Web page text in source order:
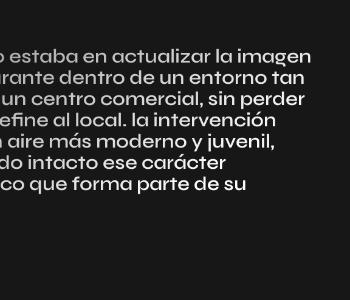
estaba en actualizar la imagen
dentro de un entorno tan
centro comercial, sin perder
al local. la intervención
más moderno y juvenil,
intacto ese carácter
que forma parte de su